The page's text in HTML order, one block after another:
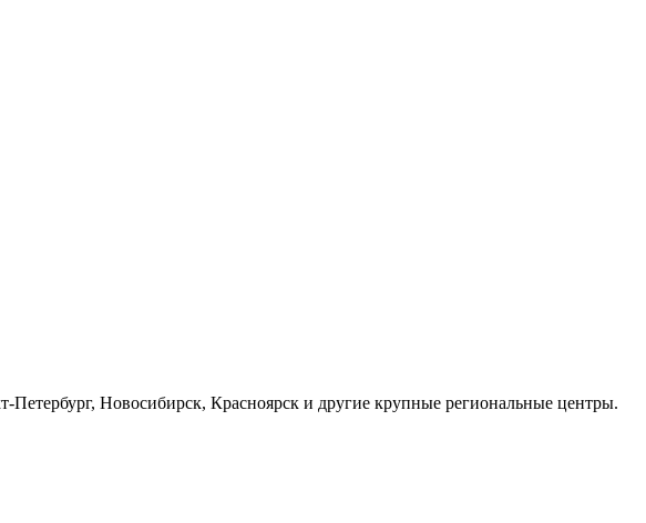
Новосибирск, Красноярск и другие крупные региональные центры.